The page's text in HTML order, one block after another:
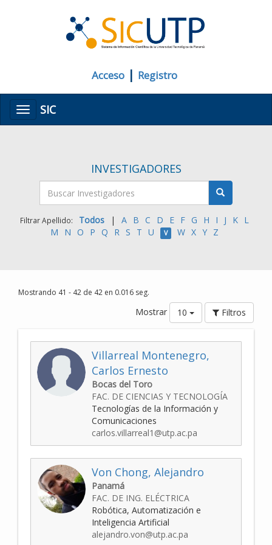
Acceso | Registro
MenúSIC
INVESTIGADORES
Filtrar Apellido: Todos | A B C D E F G H I J K L
M
N O P Q R S T U V W X Y Z
Mostrando 41 - 42 de 42 en 0.016 seg.
Mostrar 10 Filtros
Villarreal Montenegro,
Carlos Ernesto
Bocas del Toro
FAC. DE CIENCIAS Y TECNOLOGÍA
Tecnologías de la Información y
Comunicaciones
carlos.villarreal1@utp.ac.pa
Von Chong, Alejandro
Panamá
FAC. DE ING. ELÉCTRICA
Robótica, Automatización e
Inteligencia Artificial
alejandro.von@utp.ac.pa